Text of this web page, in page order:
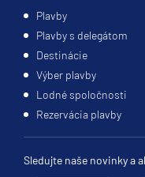
Plavby
Plavby s delegátom
Destinácie
Výber plavby
Lodné spoločnosti
Rezervácia plavby
Sledujte naše novinky a